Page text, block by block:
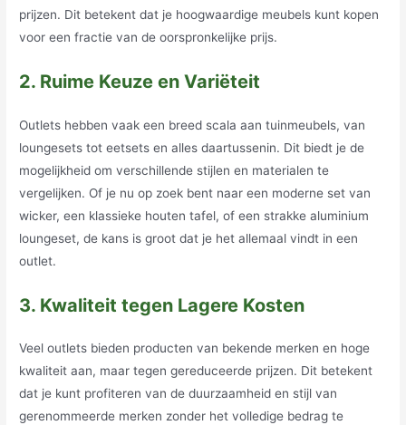
prijzen. Dit betekent dat je hoogwaardige meubels kunt kopen
voor een fractie van de oorspronkelijke prijs.
2. Ruime Keuze en Variëteit
Outlets hebben vaak een breed scala aan tuinmeubels, van
loungesets tot eetsets en alles daartussenin. Dit biedt je de
mogelijkheid om verschillende stijlen en materialen te
vergelijken. Of je nu op zoek bent naar een moderne set van
wicker, een klassieke houten tafel, of een strakke aluminium
loungeset, de kans is groot dat je het allemaal vindt in een
outlet.
3. Kwaliteit tegen Lagere Kosten
Veel outlets bieden producten van bekende merken en hoge
kwaliteit aan, maar tegen gereduceerde prijzen. Dit betekent
dat je kunt profiteren van de duurzaamheid en stijl van
gerenommeerde merken zonder het volledige bedrag te